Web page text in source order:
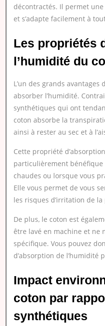
décontractés. Il permet
et s’adapte facilement à
Les propriétés
l’humidité du
L’un des grands avantages
absorber l’humidité.
synthétiques qui ont
coton absorbe la
ainsi à rester au sec et à
Cette propriété
particulièrement
chaudes ou lorsque vous
Elle vous permet de vous
les risques d’irritation de
De plus, le coton est
être lavé en machine et ne
spécifique. Vous pouvez
d’absorption de l’humidité
Impact
coton par
synthétiques